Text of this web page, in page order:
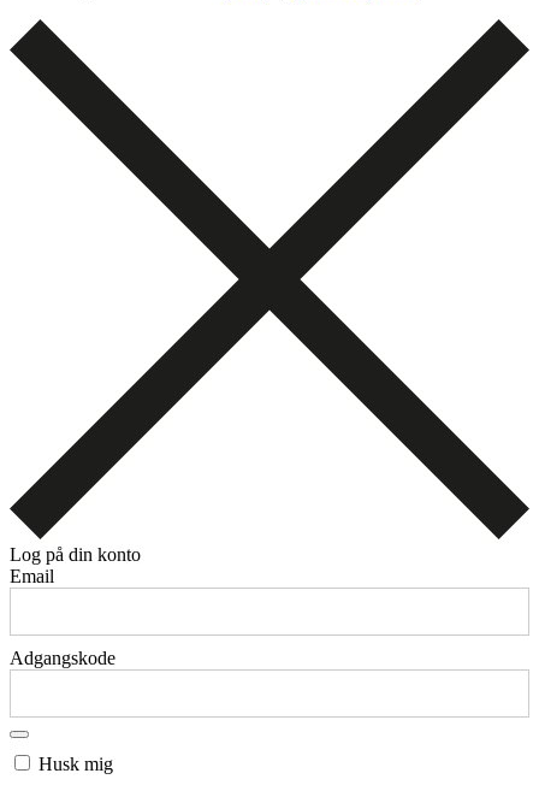
Log på din konto
Email
Adgangskode
Husk mig